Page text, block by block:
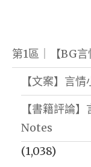
第1區｜【BG
【文案】言情
【書籍評論
Notes
(1,038)